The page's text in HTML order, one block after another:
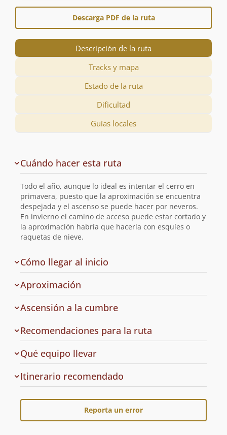
Descarga PDF de la ruta
Descripción de la ruta
Tracks y mapa
Estado de la ruta
Dificultad
Guías locales
de
la
ruta
Cuándo hacer esta ruta
Todo el año, aunque lo ideal es intentar el cerro en
primavera, puesto que la aproximación se encuentra
despejada y el ascenso se puede hacer por neveros.
En invierno el camino de acceso puede estar cortado y
la aproximación habría que hacerla con esquíes o
raquetas de nieve.
Cómo llegar al inicio
la
Aproximación
Ascensión a la cumbre
Recomendaciones para la ruta
Qué equipo llevar
Cuál
es
Itinerario recomendado
Reporta un error